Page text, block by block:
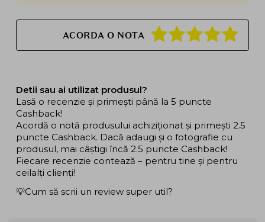
ACORDA O NOTA
Detii sau ai utilizat produsul?
Lasă o recenzie și primești până la 5 puncte
Cashback!
Acordă o notă produsului achiziționat și primești 2.5
puncte Cashback. Dacă adaugi și o fotografie cu
produsul, mai câștigi încă 2.5 puncte Cashback!
Fiecare recenzie contează – pentru tine și pentru
ceilalți clienți!
💡Cum să scrii un review super util?